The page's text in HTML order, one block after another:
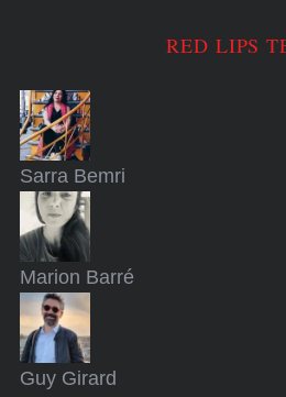
RED LIPS
Sarra Bemri
Marion Barré
Guy Girard